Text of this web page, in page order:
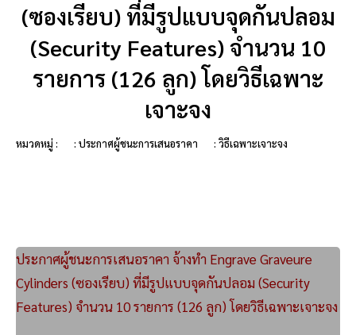
(ซองเรียบ) ที่มีรูปแบบจุดกันปลอม
(Security Features) จำนวน 10
รายการ (126 ลูก) โดยวิธีเฉพาะ
เจาะจง
หมวดหมู่ : : ประกาศผู้ชนะการเสนอราคา : วิธีเฉพาะเจาะจง
ประกาศผู้ชนะการเสนอราคา จ้างทำ Engrave Graveure
Cylinders (ซองเรียบ) ที่มีรูปแบบจุดกันปลอม (Security
Features) จำนวน 10 รายการ (126 ลูก) โดยวิธีเฉพาะเจาะจง